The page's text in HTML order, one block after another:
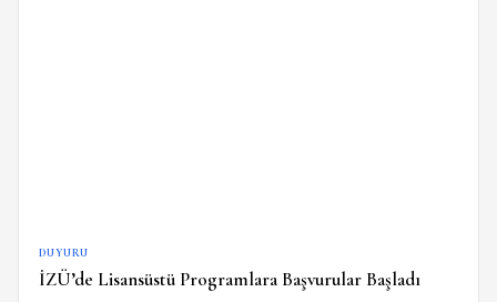
DUYURU
İZÜ’de Lisansüstü Programlara Başvurular Başladı